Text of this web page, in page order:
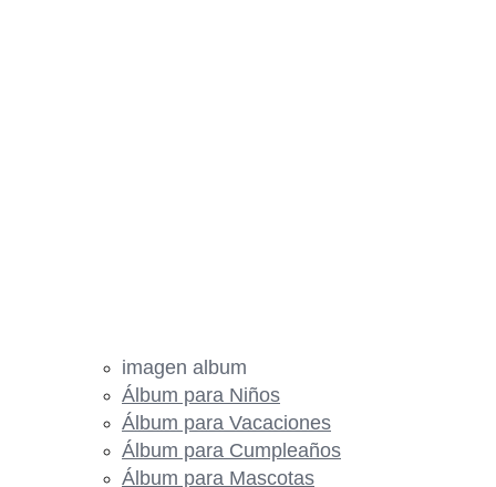
imagen album
Álbum para Niños
Álbum para Vacaciones
Álbum para Cumpleaños
Álbum para Mascotas